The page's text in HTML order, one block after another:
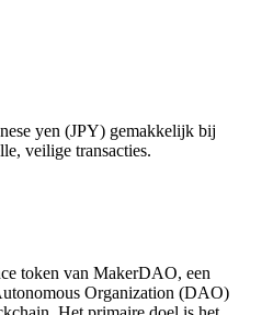
yen (JPY) gemakkelijk bij
veilige transacties.
token van MakerDAO, een
Organization (DAO)